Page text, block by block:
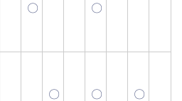
〇 〇
〇 〇 〇